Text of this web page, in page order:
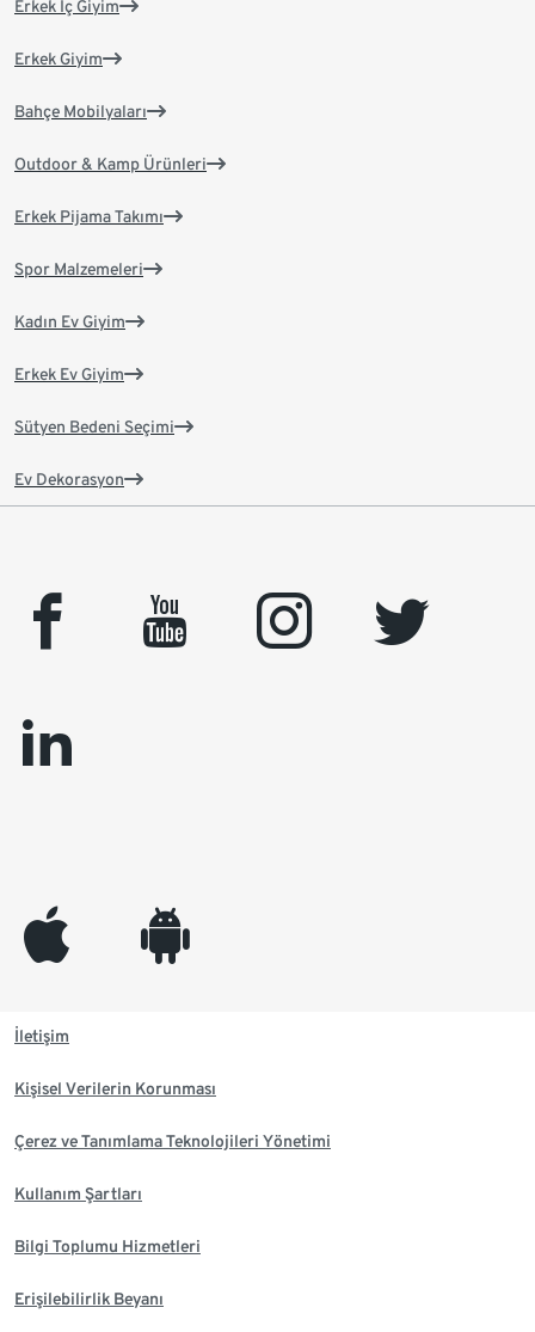
Erkek İç Giyim
Erkek Giyim
Bahçe Mobilyaları
Outdoor & Kamp Ürünleri
Erkek Pijama Takımı
Spor Malzemeleri
Kadın Ev Giyim
Erkek Ev Giyim
Sütyen Bedeni Seçimi
Ev Dekorasyon
facebook youtube instagram
twitter
linkedin
appleinc android
İletişim
Kişisel Verilerin Korunması
Çerez ve Tanımlama Teknolojileri Yönetimi
Kullanım Şartları
Bilgi Toplumu Hizmetleri
Erişilebilirlik Beyanı